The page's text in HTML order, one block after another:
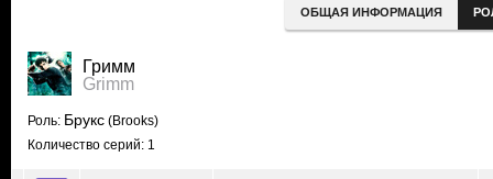
ОБЩАЯ ИНФОРМАЦИЯ
Гримм
Grimm
Роль: Брукс (Brooks)
Количество серий: 1